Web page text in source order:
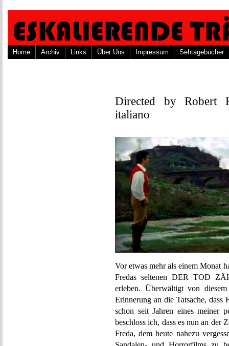
Home Archiv Links Über Uns Impressum Sehtagebücher
Directed by Robert
italiano
Vor etwas mehr als einem Monat
Fredas seltenen DER TOD
erleben. Überwältigt von
Erinnerung an die Tatsache,
schon seit Jahren eines meiner
beschloss ich, dass es nun an der
Freda, dem heute nahezu